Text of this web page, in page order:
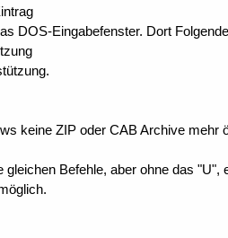
DOS-Eingabefenster. Dort
keine ZIP oder CAB Archive mehr
Befehle, aber ohne das "U",